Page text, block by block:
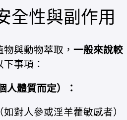
全性與副作用
與動物萃取， 一般來說較
下事項：
人體質而定）：
（如對人參或淫羊藿敏感者）